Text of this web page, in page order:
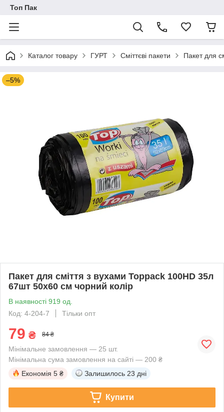
Топ Пак
Каталог товару ГУРТ Сміттєві пакети Пакет для
–5%
Пакет для сміття з вухами Toppack 100HD 35л
67шт 50х60 см чорний колір
В наявності 919 од.
Код: 4-204-7
Тільки опт
79 ₴ 84 ₴
Мінімальне замовлення — 25 шт.
Мінімальна сума замовлення на сайті — 200 ₴
Економія 5 ₴ Залишилось 23 дні
Купити